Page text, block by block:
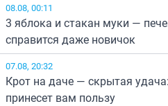
08.08, 00:11
3 яблока и стакан муки —
справится даже новичок
07.08, 20:32
Крот на даче — скрытая
принесет вам пользу